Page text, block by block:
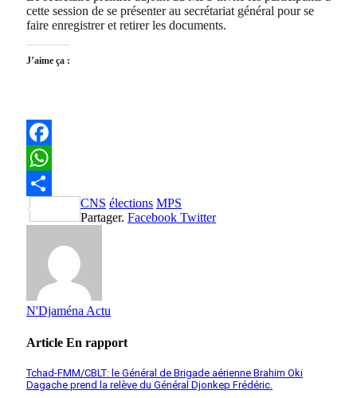
cette session de se présenter au secrétariat général pour se
faire enregistrer et retirer les documents.
J’aime ça :
Facebook
WhatsApp
Partager
CNS élections MPS
Partager. Facebook Twitter
N'Djaména Actu
Article En rapport
Tchad-FMM/CBLT: le Général de Brigade aérienne Brahim Oki
Dagache prend la relève du Général Djonkep Frédéric.